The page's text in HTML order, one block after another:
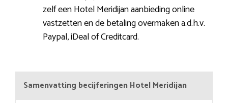
zelf een Hotel Meridijan aanbieding online
vastzetten en de betaling overmaken a.d.h.v.
Paypal, iDeal of Creditcard.
Samenvatting becijferingen Hotel Meridijan